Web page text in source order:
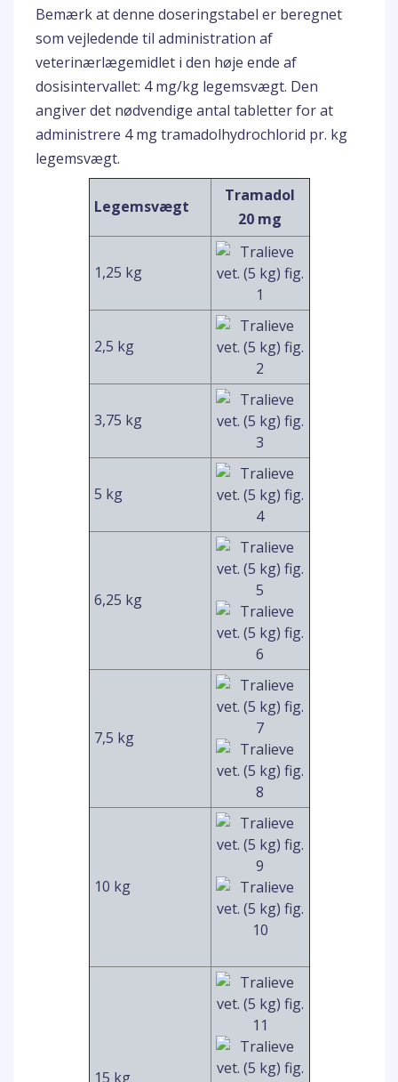
Bemærk at denne doseringstabel er beregnet
som vejledende til administration af
veterinærlægemidlet i den høje ende af
dosisintervallet: 4 mg/kg legemsvægt. Den
angiver det nødvendige antal tabletter for at
administrere 4 mg tramadolhydrochlorid pr. kg
legemsvægt.
Legemsvægt
Tramadol
20 mg
1,25 kg
2,5 kg
3,75 kg
5 kg
6,25 kg
7,5 kg
10 kg
15 kg